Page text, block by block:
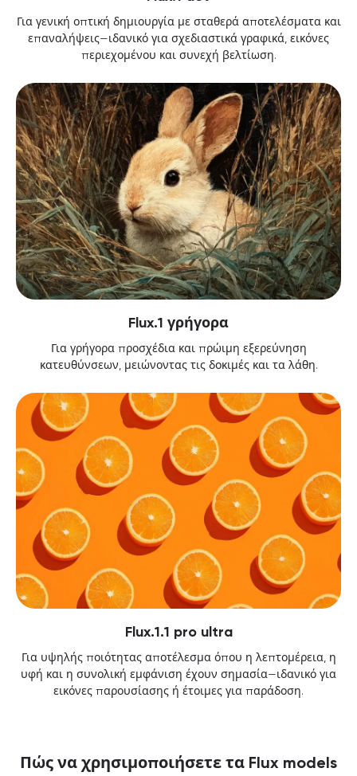
Για γενική οπτική δημιουργία με σταθερά αποτελέσματα και
επαναλήψεις—ιδανικό για σχεδιαστικά γραφικά, εικόνες
περιεχομένου και συνεχή βελτίωση.
Flux.1 γρήγορα
Για γρήγορα προσχέδια και πρώιμη εξερεύνηση
κατευθύνσεων, μειώνοντας τις δοκιμές και τα λάθη.
Flux.1.1 pro ultra
Για υψηλής ποιότητας αποτέλεσμα όπου η λεπτομέρεια, η
υφή και η συνολική εμφάνιση έχουν σημασία—ιδανικό για
εικόνες παρουσίασης ή έτοιμες για παράδοση.
Πώς να χρησιμοποιήσετε τα Flux models